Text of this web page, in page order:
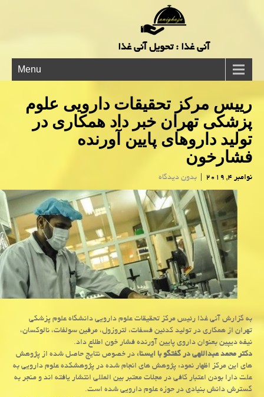
آنی غذا : تحویل آنی غذا
Menu
رییس مركز تحقیقات دارویی علوم
پزشكی تهران خبر داد همكاری در
تولید داروهای پایین آورنده
فشارخون
نوامبر 4, 2019 | بدون دیدگاه
به گزارش آنی غذا رئیس مركز تحقیقات علوم دارویی دانشگاه علوم پزشكی
تهران از همكاری در تولید كدئین فسفات، لتروزول، مرفین سولفات، نالوكسان،
نیفه دیپین بعنوان داروی پایین آورنده فشار خون اطلاع داد.
دكتر محمد عبداللهی در گفتگو با ایسنا،در خصوص نتایج حاصل شده از پژوهش
های این مركز اظهار نمود: پژوهش های انجام شده در پژوهشكده علوم دارویی به
علت دارا بودن اعتبار كافی در مجلات معتبر بین المللی انتشار یافته اند و منجر به
گسترش دانش بنیادی در حوزه علوم دارویی شده است.